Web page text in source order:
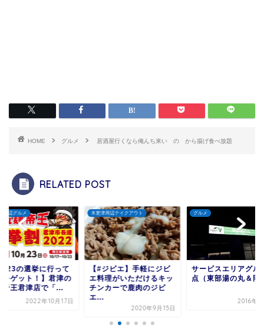
HOME グルメ 居酒屋行くなら俺んち来い の から揚げ食べ放題
RELATED POST
周辺グルメ
23の選挙に行って
をゲット！】君津の
帝王君津店で「...
2022年10月17日
木更津周辺テイクアウト
【#ジビエ】手軽にジビ
エ料理がいただけるキッ
チンカーで鹿肉のジビ
エ...
2020年9月15日
グルメ
サービスエリアグル
点（東部湯の丸＆岡
2016年9